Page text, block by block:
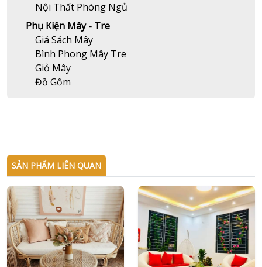
Nội Thất Phòng Ngủ
Phụ Kiện Mây - Tre
Giá Sách Mây
Bình Phong Mây Tre
Giỏ Mây
Đồ Gốm
SẢN PHẨM LIÊN QUAN